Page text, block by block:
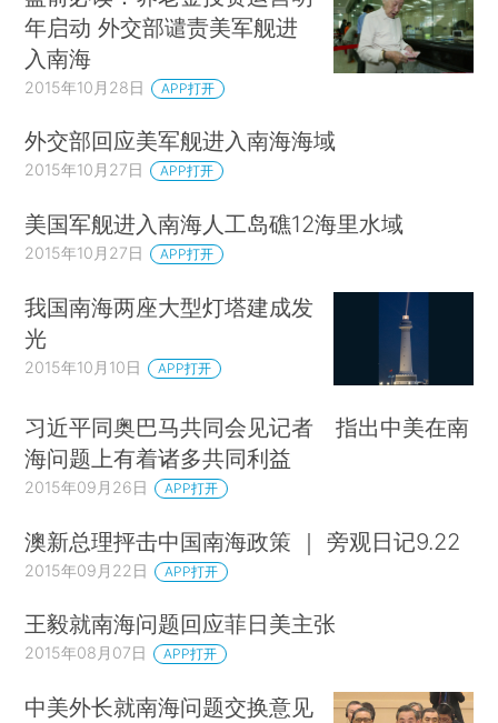
年启动 外交部谴责美军舰进
入南海
2015年10月28日 APP打开
外交部回应美军舰进入南海海域
2015年10月27日 APP打开
美国军舰进入南海人工岛礁12海里水域
2015年10月27日 APP打开
我国南海两座大型灯塔建成发
光
2015年10月10日 APP打开
习近平同奥巴马共同会见记者 指出中美在南
海问题上有着诸多共同利益
2015年09月26日 APP打开
澳新总理抨击中国南海政策 ｜ 旁观日记9.22
2015年09月22日 APP打开
王毅就南海问题回应菲日美主张
2015年08月07日 APP打开
中美外长就南海问题交换意见